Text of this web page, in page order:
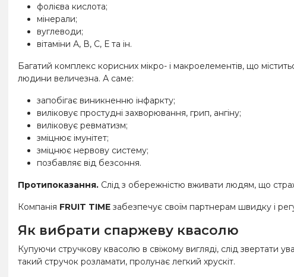
фолієва кислота;
мінерали;
вуглеводи;
вітаміни А, В, С, Е та ін.
Багатий комплекс корисних мікро- і макроелементів, що
людини величезна. А саме:
запобігає виникненню інфаркту;
виліковує простудні захворювання, грип, ангіну;
виліковує ревматизм;
зміцнює імунітет;
зміцнює нервову систему;
позбавляє від безсоння.
Протипоказання. Слід з обережністю вживати людям, що
Компанія FRUIT TIME забезпечує своїм партнерам швидку і
Як вибрати спаржеву квасолю
Купуючи стручкову квасолю в свіжому вигляді, слід звертати
такий стручок розламати, пролунає легкий хрускіт.